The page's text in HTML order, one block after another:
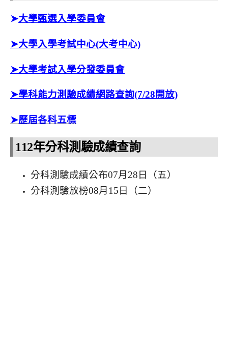
➤大學甄選入學委員會
➤大學入學考試中心(大考中心)
➤大學考試入學分發委員會
➤學科能力測驗成績網路查詢(7/28開放)
➤歷屆各科五標
112年分科測驗成績查詢
分科測驗成績公布07月28日（五）
分科測驗放榜08月15日（二）